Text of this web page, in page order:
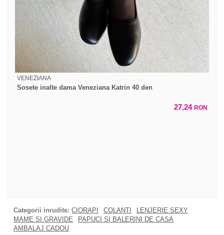
VENEZIANA
Sosete inalte dama Veneziana Katrin 40 den
27,24 RON
Categorii inrudite: CIORAPI COLANTI
LENJERIE SEXY
MAME SI GRAVIDE
PAPUCI SI BALERINI DE CASA
AMBALAJ CADOU